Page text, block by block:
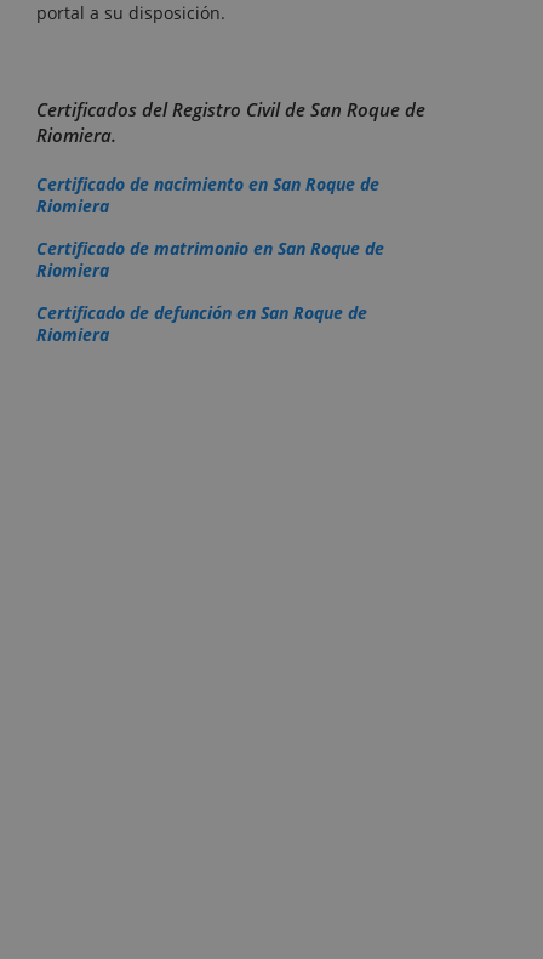
portal a su disposición.
Certificados del Registro Civil de San Roque de
Riomiera.
Certificado de nacimiento en San Roque de
Riomiera
Certificado de matrimonio en San Roque de
Riomiera
Certificado de defunción en San Roque de
Riomiera